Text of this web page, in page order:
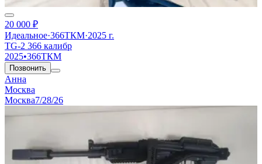
20 000 ₽
Идеальное·366ТКМ·2025 г.
TG-2 366 калибр
2025•366ТКМ
Позвонить
Анна
Москва
Москва7/28/26